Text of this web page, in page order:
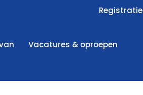
Registratie
Vacatures & oproepen